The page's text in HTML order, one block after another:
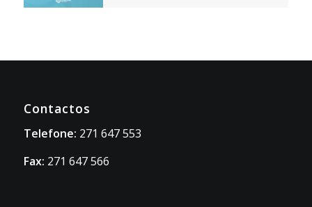
Contactos
Telefone: 271 647 553
Fax: 271 647 566